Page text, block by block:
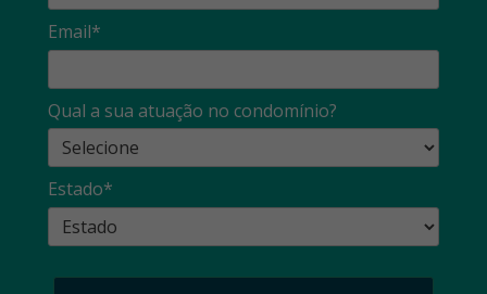
Email*
Qual a sua atuação no condomínio?
Estado*